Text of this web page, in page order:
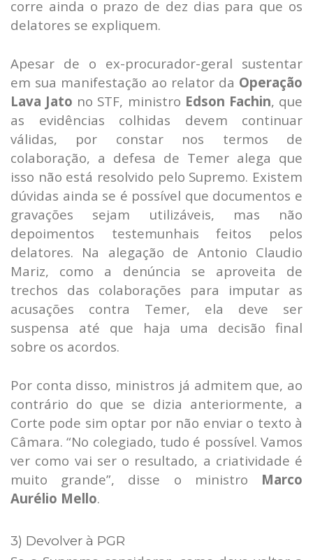
corre ainda o prazo de dez dias para que os
delatores se expliquem.
Apesar de o ex-procurador-geral sustentar
em sua manifestação ao relator da Operação
Lava Jato no STF, ministro Edson Fachin, que
as evidências colhidas devem continuar
válidas, por constar nos termos de
colaboração, a defesa de Temer alega que
isso não está resolvido pelo Supremo. Existem
dúvidas ainda se é possível que documentos e
gravações sejam utilizáveis, mas não
depoimentos testemunhais feitos pelos
delatores. Na alegação de Antonio Claudio
Mariz, como a denúncia se aproveita de
trechos das colaborações para imputar as
acusações contra Temer, ela deve ser
suspensa até que haja uma decisão final
sobre os acordos.
Por conta disso, ministros já admitem que, ao
contrário do que se dizia anteriormente, a
Corte pode sim optar por não enviar o texto à
Câmara. “No colegiado, tudo é possível. Vamos
ver como vai ser o resultado, a criatividade é
muito grande”, disse o ministro Marco
Aurélio Mello.
3) Devolver à PGR